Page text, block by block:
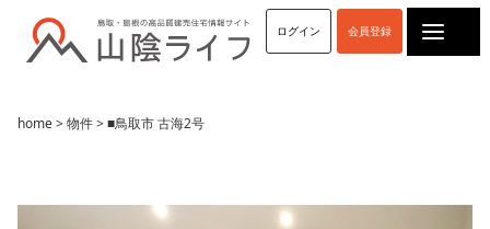
ログイン 会員登録
home>物件> ■鳥取市 古海2号